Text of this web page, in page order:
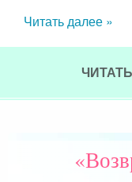
Читать далее »